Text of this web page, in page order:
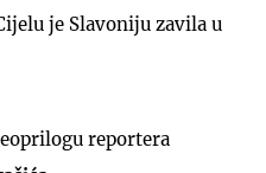
je Slavoniju zavila u
reportera